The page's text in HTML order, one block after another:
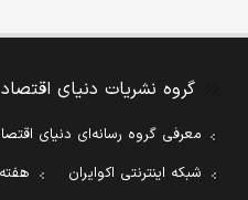
گروه نشریات دنیای اقتصاد
معرفی گروه رسانه‌ای دنیای
شبکه اینترنتی اکوایران